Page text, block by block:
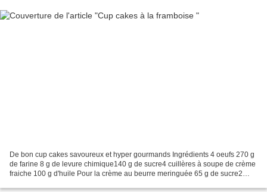
De bon cup cakes savoureux et hyper gourmands Ingrédients 4 oeufs 270 g
de farine 8 g de levure chimique140 g de sucre4 cuillères à soupe de crème
fraiche 100 g d'huile Pour la crème au beurre meringuée 65 g de sucre2